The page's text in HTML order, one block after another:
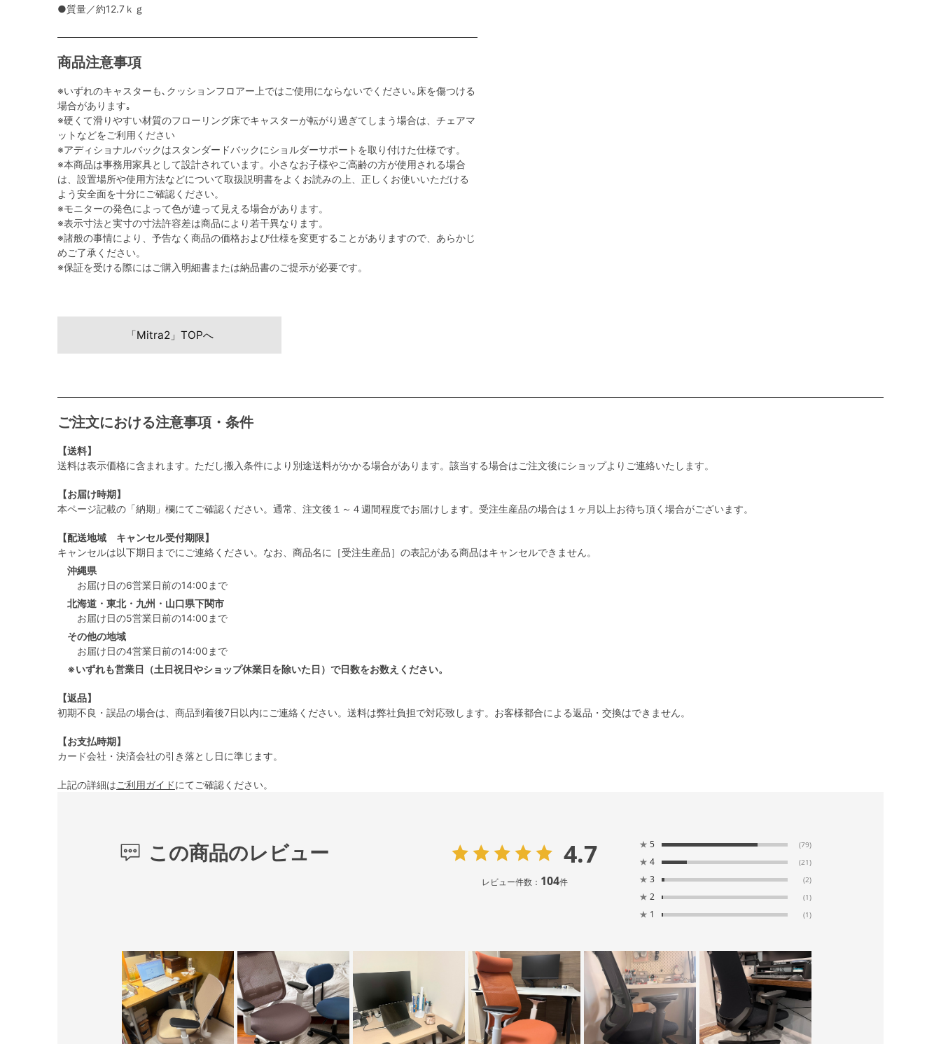
●質量／約12.7ｋｇ
商品注意事項
※いずれのキャスターも､クッションフロアー上ではご使用にならないでください｡床を傷つける
場合があります｡
※硬くて滑りやすい材質のフローリング床でキャスターが転がり過ぎてしまう場合は、チェアマ
ットなどをご利用ください
※アディショナルバックはスタンダードバックにショルダーサポートを取り付けた仕様です。
※本商品は事務用家具として設計されています。小さなお子様やご高齢の方が使用される場合
は、設置場所や使用方法などについて取扱説明書をよくお読みの上、正しくお使いいただける
よう安全面を十分にご確認ください。
※モニターの発色によって色が違って見える場合があります。
※表示寸法と実寸の寸法許容差は商品により若干異なります。
※諸般の事情により、予告なく商品の価格および仕様を変更することがありますので、あらかじ
めご了承ください。
※保証を受ける際にはご購入明細書または納品書のご提示が必要です。
「Mitra2」TOPへ
ご注文における注意事項・条件
【送料】
送料は表示価格に含まれます。ただし搬入条件により別途送料がかかる場合があります。該当する場合はご注文後にショップよりご連絡いたします。
【お届け時期】
本ページ記載の「納期」欄にてご確認ください。通常、注文後１～４週間程度でお届けします。受注生産品の場合は１ヶ月以上お待ち頂く場合がございます。
【配送地域 キャンセル受付期限】
キャンセルは以下期日までにご連絡ください。なお、商品名に［受注生産品］の表記がある商品はキャンセルできません。
沖縄県
お届け日の6営業日前の14:00まで
北海道・東北・九州・山口県下関市
お届け日の5営業日前の14:00まで
その他の地域
お届け日の4営業日前の14:00まで
※いずれも営業日（土日祝日やショップ休業日を除いた日）で日数をお数えください。
【返品】
初期不良・誤品の場合は、商品到着後7日以内にご連絡ください。送料は弊社負担で対応致します。お客様都合による返品・交換はできません。
【お支払時期】
カード会社・決済会社の引き落とし日に準じます。
上記の詳細はご利用ガイドにてご確認ください。
この商品のレビュー 4.7
レビュー件数： 104件
★ 5 (79)
★ 4 (21)
★ 3 (2)
★ 2 (1)
★ 1 (1)